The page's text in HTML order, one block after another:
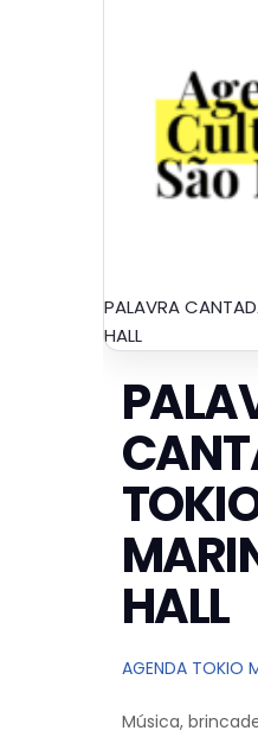
PALAVRA
HALL
HALL
AGENDA TOKIO
Música,